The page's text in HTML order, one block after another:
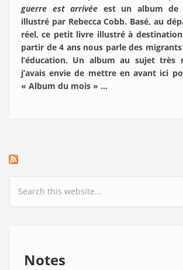
guerre est arrivée est un album de
illustré par Rebecca Cobb. Basé, au
réel, ce petit livre illustré à
partir de 4 ans nous parle des migrants
l’éducation. Un album au sujet très
j’avais envie de mettre en avant ici
« Album du mois » …
Search form
Notes